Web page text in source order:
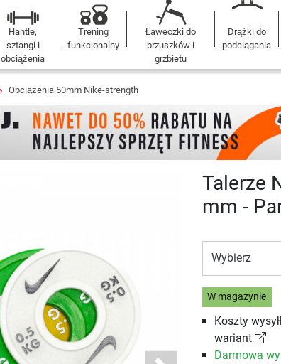
Hantle,
sztangi i
obciążenia
Trening
funkcjonalny
Ławeczki do
brzuszków i
grzbietu
Drążki do
podciągania
Obciążenia 50mm Nike-strength
Talerze
mm -
Wybierz
W magazynie
Koszty
wariant
Darmowa